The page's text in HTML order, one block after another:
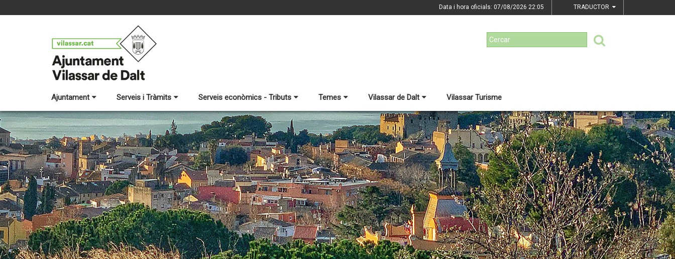
Data i hora oficials: 07/08/2026 22:05 TRADUCTOR
Ajuntament Serveis i Tràmits Serveis econòmics - Tributs Temes Vilassar de Dalt Vilassar Turisme